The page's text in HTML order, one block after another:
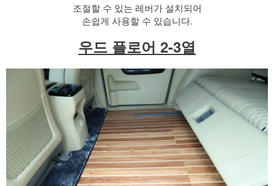
조절할 수 있는 레버가 설치되어
손쉽게 사용할 수 있습니다.
우드 플로어 2-3열